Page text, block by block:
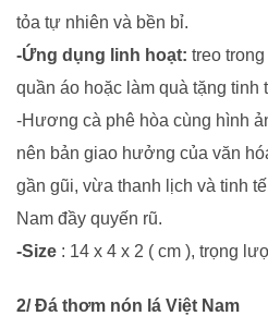
tỏa tự nhiên và bền bỉ.
-Ứng dụng linh hoạt: treo
quần áo hoặc làm quà tặng tinh
-Hương cà phê hòa cùng hình
nên bản giao hưởng của văn
gần gũi, vừa thanh lịch và tinh
Nam đầy quyến rũ.
-Size : 14 x 4 x 2 ( cm ), trọng
2/ Đá thơm nón lá Việt Nam